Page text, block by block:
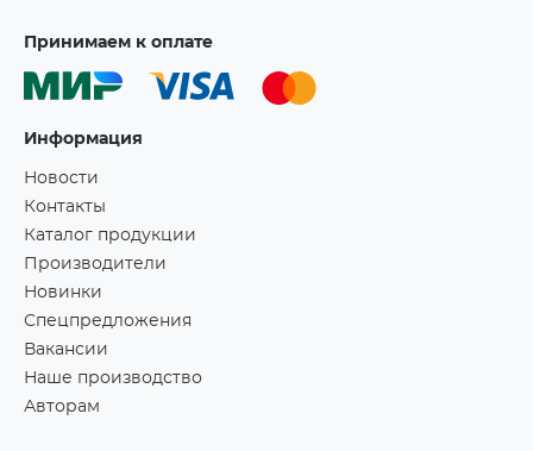
Принимаем к оплате
Информация
Новости
Контакты
Каталог продукции
Производители
Новинки
Спецпредложения
Вакансии
Наше производство
Авторам